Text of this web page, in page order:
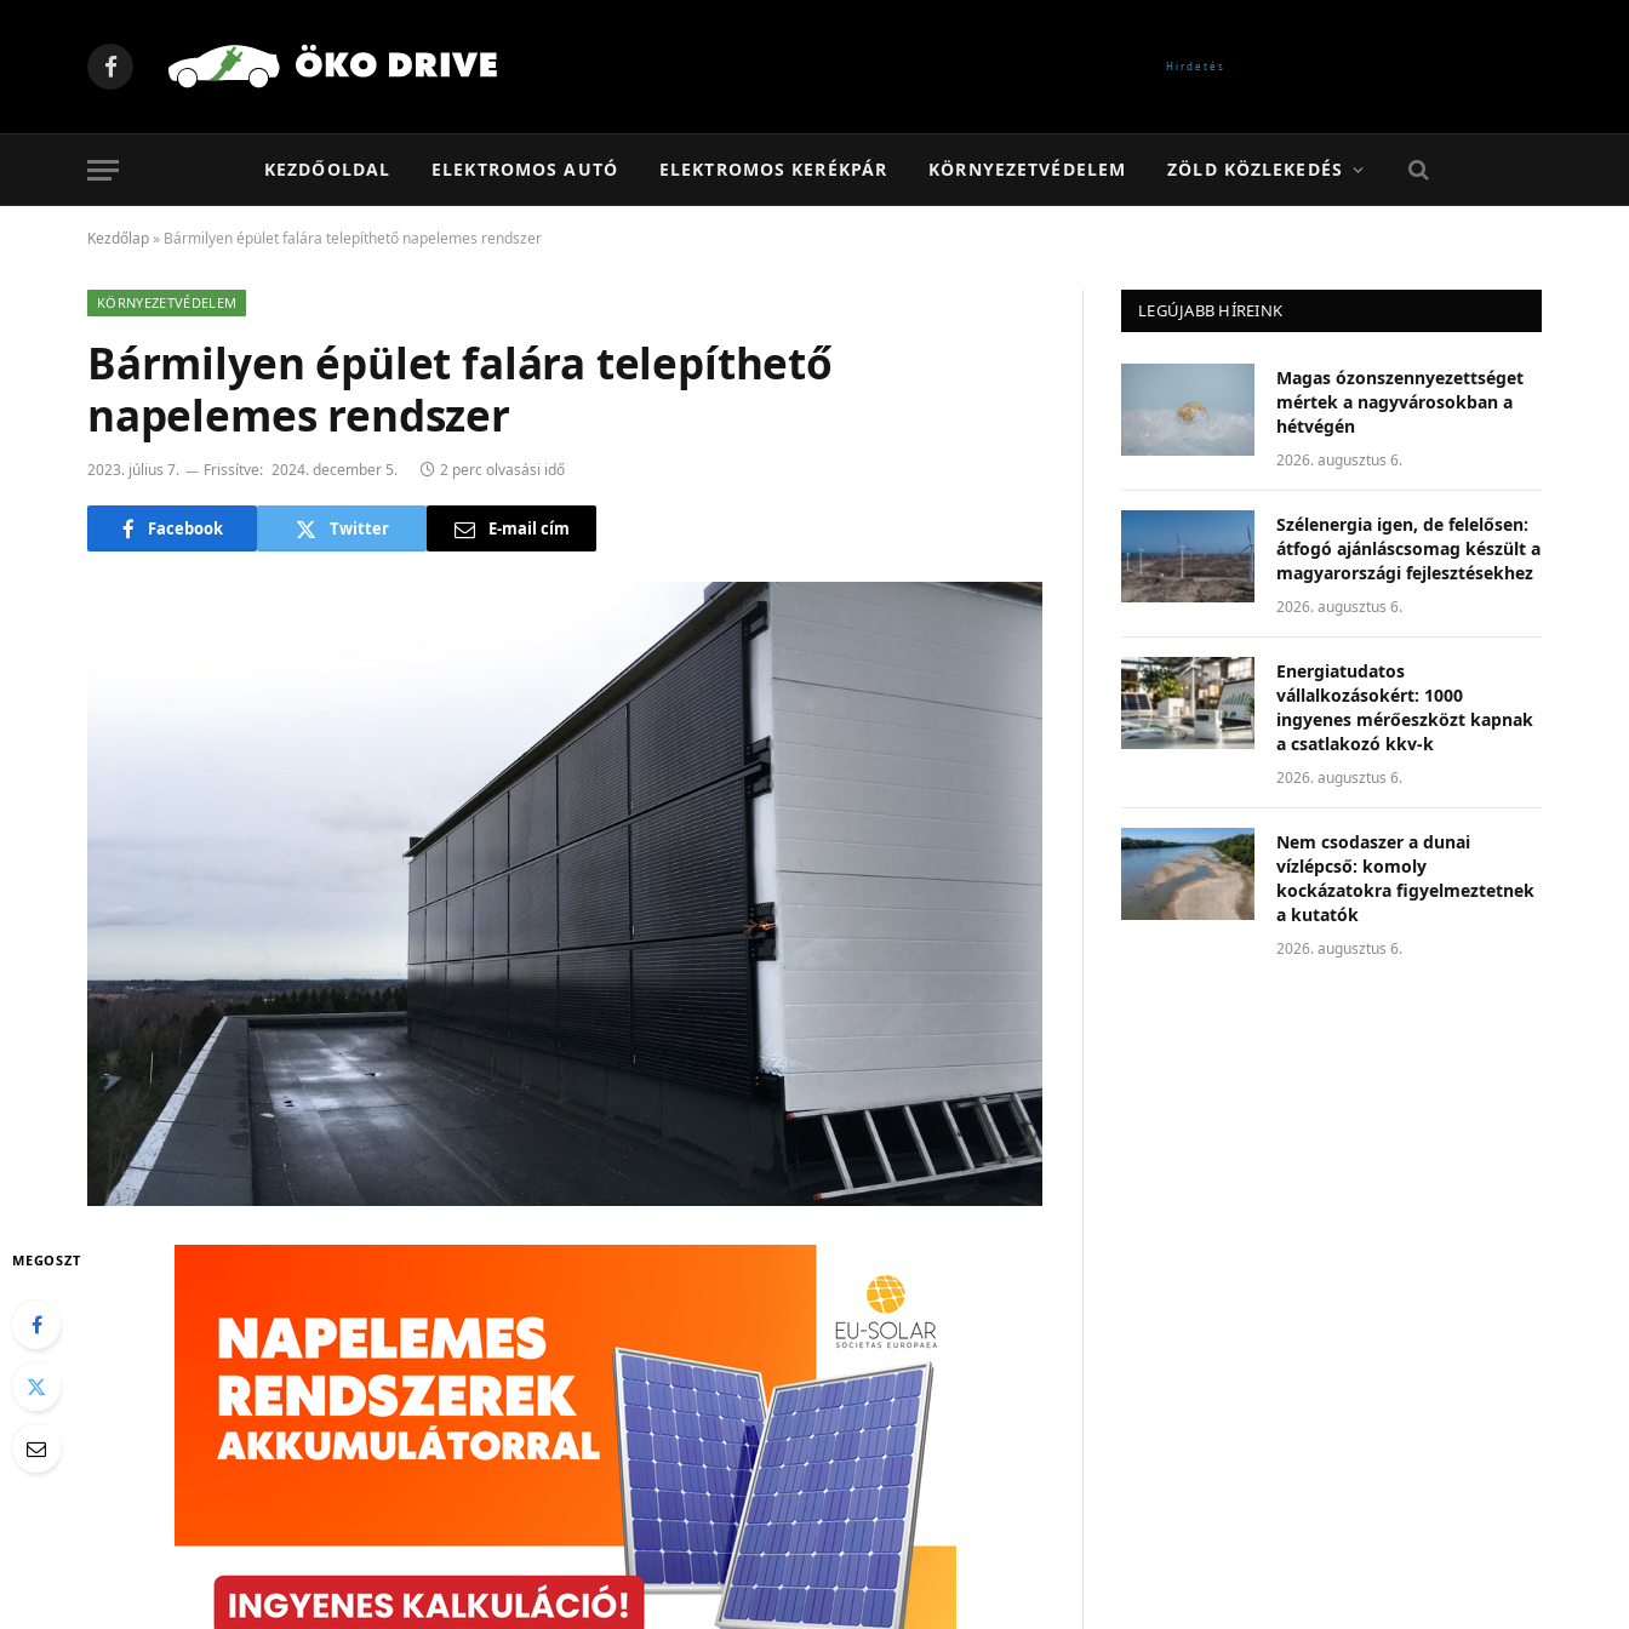
Facebook
KEZDŐOLDAL ELEKTROMOS AUTÓ ELEKTROMOS KERÉKPÁR KÖRNYEZETVÉDELEM ZÖLD KÖZLEKEDÉS
Kezdőlap » Bármilyen épület falára telepíthető napelemes rendszer
KÖRNYEZETVÉDELEM
Bármilyen épület falára telepíthető
napelemes rendszer
2023. július 7. Frissítve: 2024. december 5. 2 perc olvasási idő
Facebook Twitter E-mail cím
MEGOSZT
LEGÚJABB HÍREINK
Magas ózonszennyezettséget
mértek a nagyvárosokban a
hétvégén
2026. augusztus 6.
Szélenergia igen, de felelősen:
átfogó ajánláscsomag készült a
magyarországi fejlesztésekhez
2026. augusztus 6.
Energiatudatos
vállalkozásokért: 1000
ingyenes mérőeszközt kapnak
a csatlakozó kkv-k
2026. augusztus 6.
Nem csodaszer a dunai
vízlépcső: komoly
kockázatokra figyelmeztetnek
a kutatók
2026. augusztus 6.